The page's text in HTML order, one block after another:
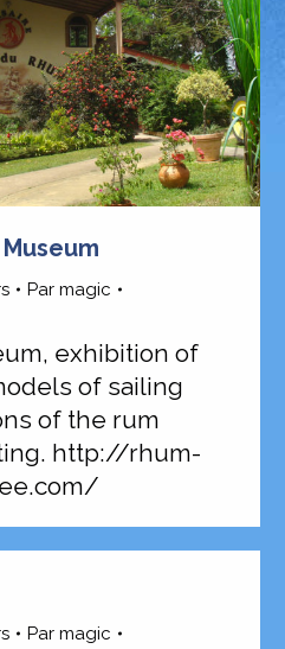
Par magic
exhibition of
of sailing
of the rum
http://rhum-
Par magic